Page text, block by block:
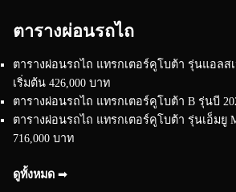
ตารางผ่อนรถไถ
ตารางผ่อนรถไถ แทรกเตอร์คูโบต้า รุ่นแอลสเ
เริ่มต้น 426,000 บาท
ตารางผ่อนรถไถ แทรกเตอร์คูโบต้า B รุ่นบี
ตารางผ่อนรถไถ แทรกเตอร์คูโบต้า รุ่นเอ็มยู
716,000 บาท
ดูทั้งหมด ➟